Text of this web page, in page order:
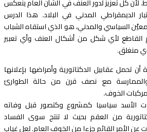
لأن كل تعزيز لدور العنف في الشأن العام ينعكس
الديمقراطي المدني في البلاد. هذا الدرس
السياسي والمدني، هو الذي استقاه الشباب
القاطع لأي شكل من أشكال العنف وأي تعبير
منغلق.
تحمل عقابيل الدكتاتورية وأمراضها بإعلانها
والممارسة مع نصف قرن من حالة الطوارئ
الخوف.
الأسد سياسيا كمشروع وكتصور قبل وفاته
من العقم بحيث لا تنتج سوى الفساد
عن الأمر القائم جزءا من الخوف العام. لعل غياب